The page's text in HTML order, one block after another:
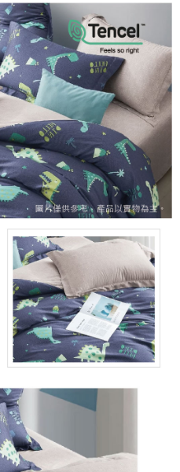
據個別帳號之用戶狀況，依本公司即
度不足之情形，本公司將視審查結果
資訊註冊。若發現惡意使用之情形，
戶之使用額度並採取法律行動。